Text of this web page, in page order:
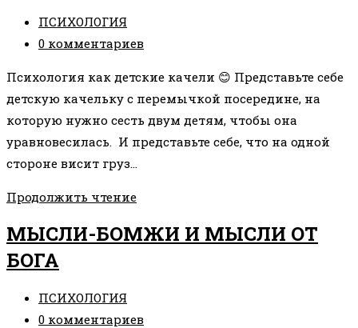
Рубрика
записи:
ПСИХОЛОГИЯ
Комментарии
записи:
0 комментариев
Психология как детские качели 😊 Представьте себе
детскую качельку с перемычкой посередине, на
которую нужно сесть двум детям, чтобы она
уравновесилась. И представьте себе, что на одной
стороне висит груз…
Продолжить чтениеВИДЫ
МЫСЛИ-БОМЖИ И МЫСЛИ ОТ
БОГА
Рубрика
записи:
ПСИХОЛОГИЯ
Комментарии
0 комментариев